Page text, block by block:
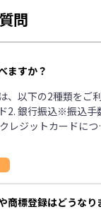
問
ますか？
、以下の2種類をご
2. 銀行振込※振込手
レジットカードに
商標登録はどうなり